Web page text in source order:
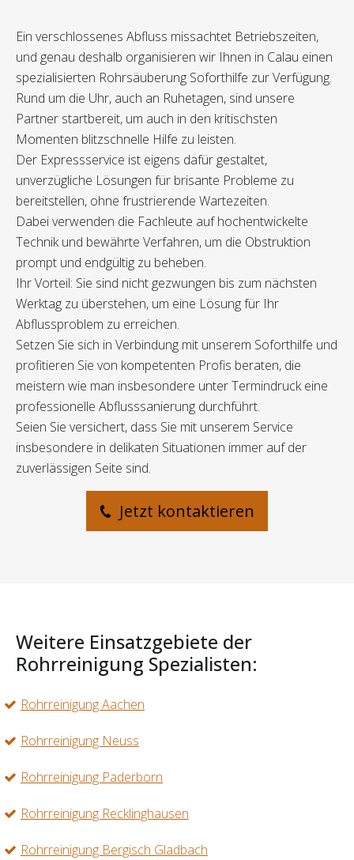
Ein verschlossenes Abfluss missachtet Betriebszeiten,
und genau deshalb organisieren wir Ihnen in Calau einen
spezialisierten Rohrsäuberung Soforthilfe zur Verfügung.
Rund um die Uhr, auch an Ruhetagen, sind unsere
Partner startbereit, um auch in den kritischsten
Momenten blitzschnelle Hilfe zu leisten.
Der Expressservice ist eigens dafür gestaltet,
unverzügliche Lösungen für brisante Probleme zu
bereitstellen, ohne frustrierende Wartezeiten.
Dabei verwenden die Fachleute auf hochentwickelte
Technik und bewährte Verfahren, um die Obstruktion
prompt und endgültig zu beheben.
Ihr Vorteil: Sie sind nicht gezwungen bis zum nächsten
Werktag zu überstehen, um eine Lösung für Ihr
Abflussproblem zu erreichen.
Setzen Sie sich in Verbindung mit unserem Soforthilfe und
profitieren Sie von kompetenten Profis beraten, die
meistern wie man insbesondere unter Termindruck eine
professionelle Abflusssanierung durchführt.
Seien Sie versichert, dass Sie mit unserem Service
insbesondere in delikaten Situationen immer auf der
zuverlässigen Seite sind.
Jetzt kontaktieren
Weitere Einsatzgebiete der
Rohrreinigung Spezialisten:
Rohrreinigung Aachen
Rohrreinigung Neuss
Rohrreinigung Paderborn
Rohrreinigung Recklinghausen
Rohrreinigung Bergisch Gladbach